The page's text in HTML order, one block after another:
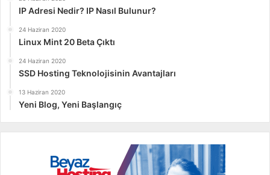
IP Adresi Nedir? IP Nasıl Bulunur?
24 Haziran 2020
Linux Mint 20 Beta Çıktı
24 Haziran 2020
SSD Hosting Teknolojisinin Avantajları
13 Haziran 2020
Yeni Blog, Yeni Başlangıç